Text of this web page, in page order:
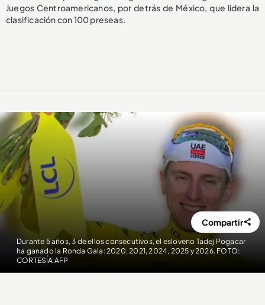
Juegos Centroamericanos, por detrás de México, que lidera la
clasificación con 100 preseas.
Durante 5 años, 3 de ellos consecutivos, el esloveno Tadej Pogacar
ha ganado la Ronda Gala: 2020, 2021, 2024, 2025 y 2026. FOTO:
CORTESÍA AFP
Compartir